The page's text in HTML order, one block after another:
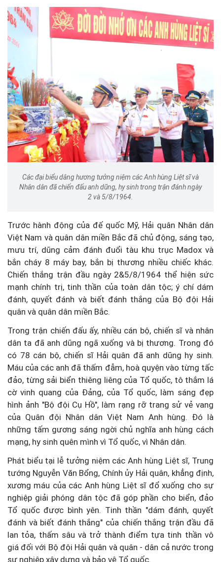
Các đại biểu dâng hương tưởng niệm các Anh hùng Liệt sĩ và
Nhân dân đã chiến đấu anh dũng, hy sinh trong trận đánh ngày
2 và 5/8/1964.
Trước hành động của đế quốc Mỹ, Hải quân Nhân dân
Việt Nam và quân dân miền Bắc đã chủ động, sáng tạo,
mưu trí, dũng cảm đánh đuổi tàu khu trục Madox và
bắn cháy 8 máy bay, bắn bị thương nhiều chiếc khác.
Chiến thắng trận đầu ngày 2&5/8/1964 thể hiện sức
mạnh chính trị, tinh thần của toàn dân tộc; ý chí dám
đánh, quyết đánh và biết đánh thắng của Bộ đội Hải
quân và quân dân miền Bắc.
Trong trận chiến đấu ấy, nhiều cán bộ, chiến sĩ và nhân
dân ta đã anh dũng ngã xuống và bị thương. Trong đó
có 78 cán bộ, chiến sĩ Hải quân đã anh dũng hy sinh.
Máu của các anh đã thấm đẫm, hoà quyện vào từng tấc
đảo, từng sải biển thiêng liêng của Tổ quốc, tô thắm lá
cờ vinh quang của Đảng, của Tổ quốc, làm sáng đẹp
hình ảnh "Bộ đội Cụ Hồ", làm rạng rỡ trang sử vẻ vang
của Quân đội Nhân dân Việt Nam Anh hùng. Đó là
những tấm gương sáng ngời chủ nghĩa anh hùng cách
mạng, hy sinh quên mình vì Tổ quốc, vì Nhân dân.
Phát biểu tại lễ tưởng niệm các Anh hùng Liệt sĩ, Trung
tướng Nguyễn Văn Bổng, Chính ủy Hải quân, khẳng định,
xương máu của các Anh hùng Liệt sĩ đổ xuống cho sự
nghiệp giải phóng dân tộc đã góp phần cho biển, đảo
Tổ quốc được bình yên. Tinh thần "dám đánh, quyết
đánh và biết đánh thắng" của chiến thắng trận đầu đã
lan tỏa, thấm sâu và trở thành điểm tựa tinh thần vô
giá đối với Bộ đội Hải quân và quân - dân cả nước trong
sự nghiệp xây dựng và bảo vệ Tổ quốc.